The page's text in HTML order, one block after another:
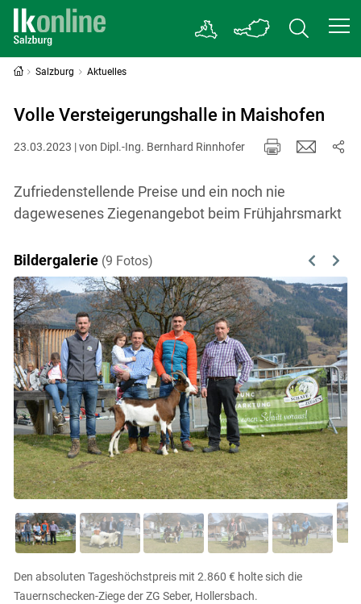
Salzburg Aktuelles
Volle Versteigerungshalle in Maishofen
23.03.2023 | von Dipl.-Ing. Bernhard Rinnhofer
Zufriedenstellende Preise und ein noch nie
dagewesenes Ziegenangebot beim Frühjahrsmarkt
Bildergalerie (9 Fotos) Previous
Next
Den absoluten Tageshöchstpreis mit 2.860 € holte sich die
Tauernschecken-Ziege der ZG Seber, Hollersbach.